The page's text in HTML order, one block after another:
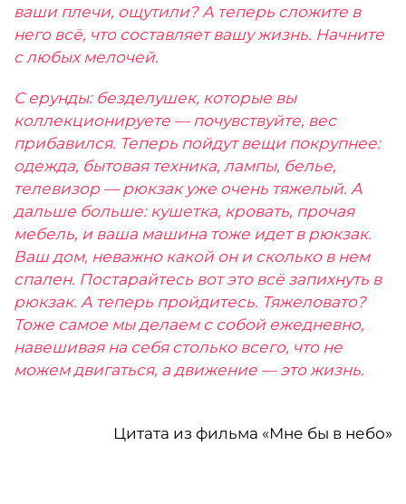
ваши плечи, ощутили? А теперь сложите в
него всё, что составляет вашу жизнь. Начните
с любых мелочей.
С ерунды: безделушек, которые вы
коллекционируете — почувствуйте, вес
прибавился. Теперь пойдут вещи покрупнее:
одежда, бытовая техника, лампы, белье,
телевизор — рюкзак уже очень тяжелый. А
дальше больше: кушетка, кровать, прочая
мебель, и ваша машина тоже идет в рюкзак.
Ваш дом, неважно какой он и сколько в нем
спален. Постарайтесь вот это всё запихнуть в
рюкзак. А теперь пройдитесь. Тяжеловато?
Тоже самое мы делаем с собой ежедневно,
навешивая на себя столько всего, что не
можем двигаться, а движение — это жизнь.
Цитата из фильма «Мне бы в небо»